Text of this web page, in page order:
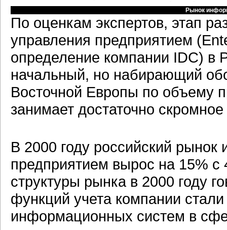
Рынок
По оценкам экспертов, этап
управления предприятием
определение компании IDC) в
начальный, но набирающий
Восточной Европы по объему
занимает достаточно
В 2000 году российский рынок
предприятием вырос на 15%
структуры рынка в 2000 году
функций учета компании
информационных систем в